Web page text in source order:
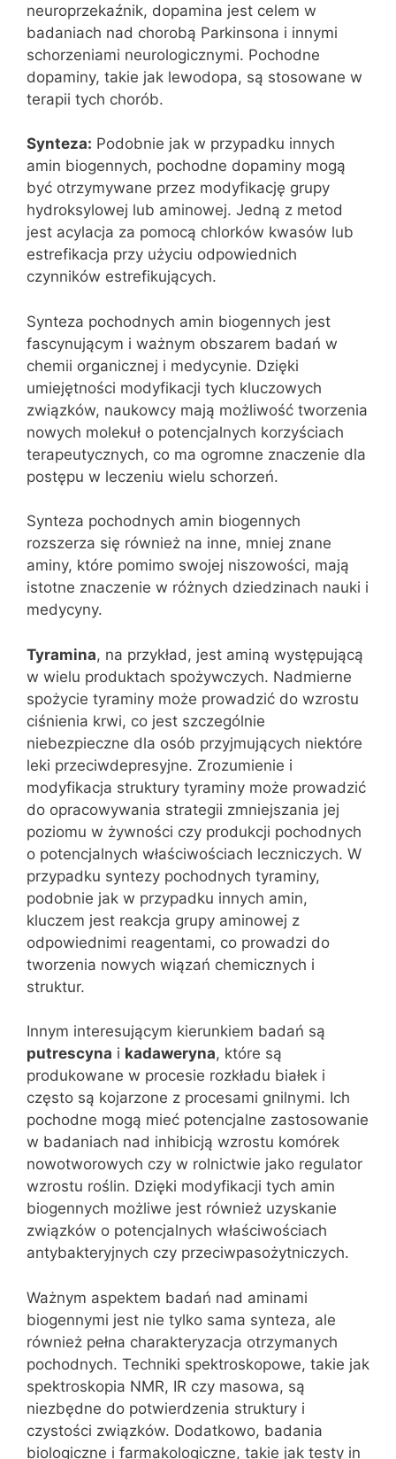
neuroprzekaźnik, dopamina jest celem w
badaniach nad chorobą Parkinsona i innymi
schorzeniami neurologicznymi. Pochodne
dopaminy, takie jak lewodopa, są stosowane w
terapii tych chorób.
Synteza: Podobnie jak w przypadku innych
amin biogennych, pochodne dopaminy mogą
być otrzymywane przez modyfikację grupy
hydroksylowej lub aminowej. Jedną z metod
jest acylacja za pomocą chlorków kwasów lub
estrefikacja przy użyciu odpowiednich
czynników estrefikujących.
Synteza pochodnych amin biogennych jest
fascynującym i ważnym obszarem badań w
chemii organicznej i medycynie. Dzięki
umiejętności modyfikacji tych kluczowych
związków, naukowcy mają możliwość tworzenia
nowych molekuł o potencjalnych korzyściach
terapeutycznych, co ma ogromne znaczenie dla
postępu w leczeniu wielu schorzeń.
Synteza pochodnych amin biogennych
rozszerza się również na inne, mniej znane
aminy, które pomimo swojej niszowości, mają
istotne znaczenie w różnych dziedzinach nauki i
medycyny.
Tyramina, na przykład, jest aminą występującą
w wielu produktach spożywczych. Nadmierne
spożycie tyraminy może prowadzić do wzrostu
ciśnienia krwi, co jest szczególnie
niebezpieczne dla osób przyjmujących niektóre
leki przeciwdepresyjne. Zrozumienie i
modyfikacja struktury tyraminy może prowadzić
do opracowywania strategii zmniejszania jej
poziomu w żywności czy produkcji pochodnych
o potencjalnych właściwościach leczniczych. W
przypadku syntezy pochodnych tyraminy,
podobnie jak w przypadku innych amin,
kluczem jest reakcja grupy aminowej z
odpowiednimi reagentami, co prowadzi do
tworzenia nowych wiązań chemicznych i
struktur.
Innym interesującym kierunkiem badań są
putrescyna i kadaweryna, które są
produkowane w procesie rozkładu białek i
często są kojarzone z procesami gnilnymi. Ich
pochodne mogą mieć potencjalne zastosowanie
w badaniach nad inhibicją wzrostu komórek
nowotworowych czy w rolnictwie jako regulator
wzrostu roślin. Dzięki modyfikacji tych amin
biogennych możliwe jest również uzyskanie
związków o potencjalnych właściwościach
antybakteryjnych czy przeciwpasożytniczych.
Ważnym aspektem badań nad aminami
biogennymi jest nie tylko sama synteza, ale
również pełna charakteryzacja otrzymanych
pochodnych. Techniki spektroskopowe, takie jak
spektroskopia NMR, IR czy masowa, są
niezbędne do potwierdzenia struktury i
czystości związków. Dodatkowo, badania
biologiczne i farmakologiczne, takie jak testy in